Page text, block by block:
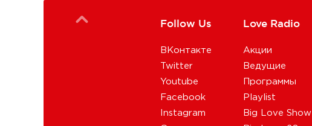
Follow Us
ВКонтакте
Twitter
Youtube
Facebook
Instagram
Love Radio
Акции
Ведущие
Программы
Playlist
Big Love Show